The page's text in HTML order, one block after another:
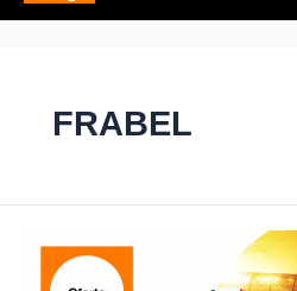
FRABEL